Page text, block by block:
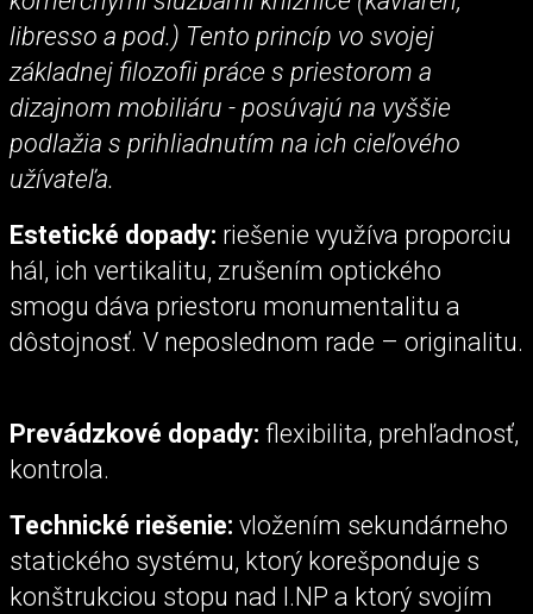
libresso a pod.) Tento princíp vo svojej
základnej filozofii práce s priestorom a
dizajnom mobiliáru - posúvajú na vyššie
podlažia s prihliadnutím na ich cieľového
užívateľa.
Estetické dopady: riešenie využíva proporciu
hál, ich vertikalitu, zrušením optického
smogu dáva priestoru monumentalitu a
dôstojnosť. V neposlednom rade – originalitu.
Prevádzkové dopady: flexibilita, prehľadnosť,
kontrola.
Technické riešenie: vložením sekundárneho
statického systému, ktorý korešponduje s
konštrukciou stopu nad I.NP a ktorý svojím